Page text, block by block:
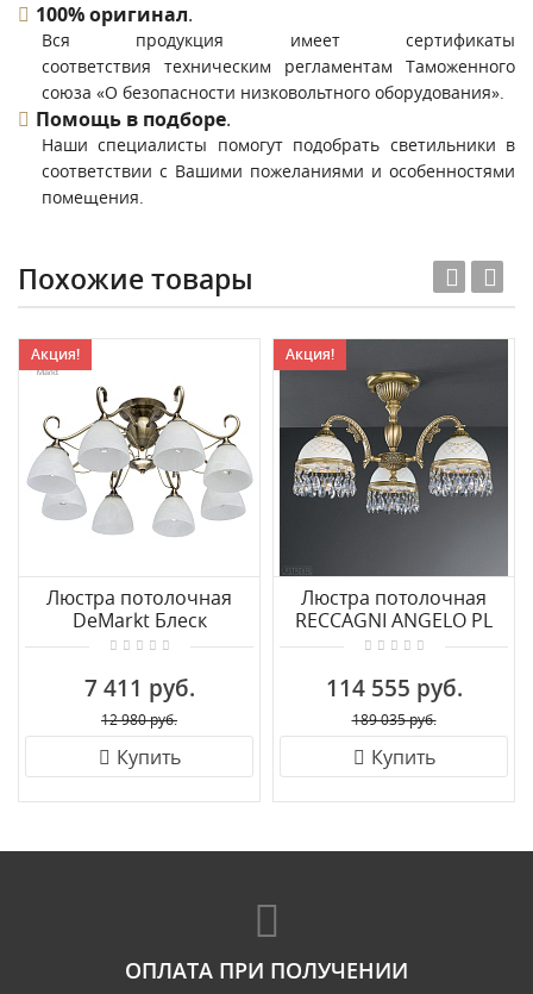
100% оригинал.
Вся продукция имеет сертификаты
соответствия техническим регламентам Таможенного
союза «О безопасности низковольтного оборудования».
Помощь в подборе.
Наши специалисты помогут подобрать светильники в
соответствии с Вашими пожеланиями и особенностями
помещения.
Похожие товары
Акция!
Люстра потолочная
DeMarkt Блеск
315013008
7 411 руб.
12 980 руб.
Купить
Акция!
Люстра потолочная
RECCAGNI ANGELO PL
7020/3
114 555 руб.
189 035 руб.
Купить
ОПЛАТА ПРИ ПОЛУЧЕНИИ